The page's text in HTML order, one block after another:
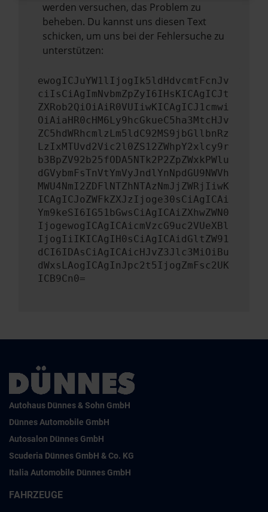
werden versuchen, das Problem zu
beheben. Du kannst uns diesen Text
schicken, um uns bei der Fehlersuche zu
unterstützen:
ewogICJuYW1lIjogIk5ldHdvcmtFcnJv
ciIsCiAgImNvbmZpZyI6IHsKICAgICJt
ZXRob2QiOiAiR0VUIiwKICAgICJ1cmwi
OiAiaHR0cHM6Ly9hcGkueC5ha3MtcHJv
ZC5hdWRhcmlzLm5ldC92MS9jbGllbnRz
LzIxMTUvd2Vic2l0ZS12ZWhpY2xlcy9r
b3BpZV92b25fODA5NTk2P2ZpZWxkPWlu
dGVybmFsTnVtYmVyJndlYnNpdGU9NWVh
MWU4NmI2ZDFlNTZhNTAzNmJjZWRjIiwK
ICAgICJoZWFkZXJzIjoge30sCiAgICAi
Ym9keSI6IG51bGwsCiAgICAiZXhwZWN0
IjogewogICAgICAicmVzcG9uc2VUeXBl
IjogIiIKICAgIH0sCiAgICAidGltZW91
dCI6IDAsCiAgICAicHJvZ3Jlc3MiOiBu
dWxsLAogICAgInJpc2t5IjogZmFsc2UK
ICB9Cn0=
Autohaus Dünnes & Sohn GmbH
Dünnes Automobile GmbH
Autosalon Dünnes GmbH
Scuderia Dünnes GmbH & Co. KG
Italia Automobile Dünnes GmbH
FAHRZEUGE